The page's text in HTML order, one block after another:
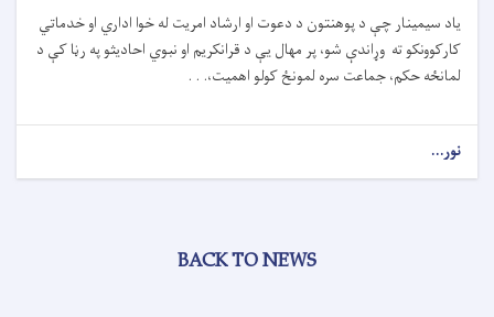
یاد سیمینار چې د پوهنتون د دعوت او ارشاد امریت له خوا اداري او خدماتي
کارکوونکو ته وړاندې شو، پر مهال یې د قرانکریم او نبوي احادیثو په رڼا کې د
لمانځه حکم، جماعت سره لمونځ کولو اهمیت،. . .
نور...
BACK TO NEWS